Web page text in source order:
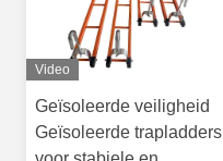
Video
Geïsoleerde veiligheid
Geïsoleerde trapladders